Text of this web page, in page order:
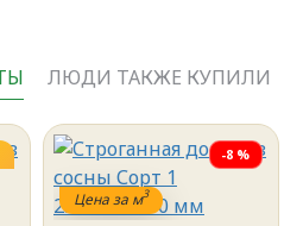
ЛЮДИ ТАКЖЕ КУПИЛИ
Цена за м3
-8 %